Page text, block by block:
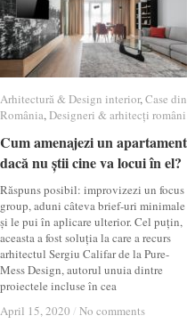
Arhitectură & Design interior,Case din
România,Designeri & arhitecți români
Cum amenajezi un apartament
dacă nu știi cine va locui în el?
Răspuns posibil: improvizezi un focus
group, aduni câteva brief-uri minimale
și le pui în aplicare ulterior. Cel puțin,
aceasta a fost soluția la care a recurs
arhitectul Sergiu Califar de la Pure-
Mess Design, autorul unuia dintre
proiectele incluse în cea
April 15, 2020 / No comments
Arhitectură & Design interior Case din
România Designeri & arhitecți români
Cum amenajezi un apartament
dacă nu știi cine va locui în el?
April 15, 2020 / No comments